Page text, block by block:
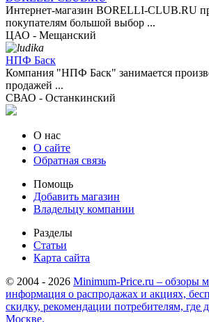
Интернет-магазин BORELLI-CLUB.RU
покупателям большой выбор ...
ЦАО - Мещанский
НПФ Баск
Компания "НПФ Баск" занимается
продажей ...
СВАО - Останкинский
О нас
О сайте
Обратная связь
Помощь
Добавить магазин
Владельцу компании
Разделы
Статьи
Карта сайта
© 2004 - 2026 Minimum-Price.ru – обзоры
информация о распродажах и акциях,
скидку, рекомендации потребителям, где
Москве.